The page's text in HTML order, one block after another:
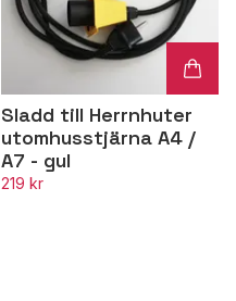
Sladd till Herrnhuter
utomhusstjärna A4 /
A7 - gul
219 kr